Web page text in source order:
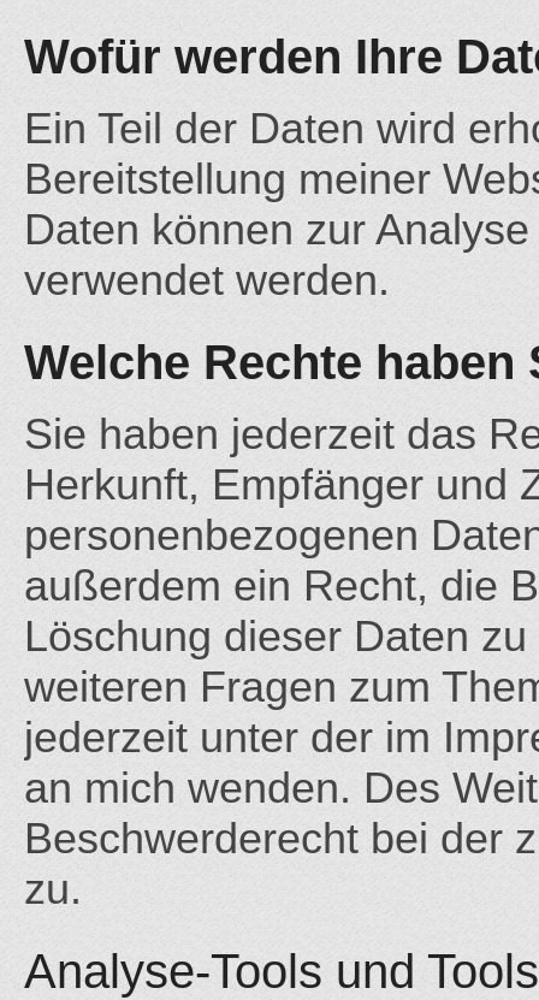
Wofür werden Ihre
Ein Teil der Daten wird
Bereitstellung meiner
Daten können zur
verwendet werden.
Welche Rechte
Sie haben jederzeit das
Herkunft, Empfänger und
personenbezogenen
außerdem ein Recht, die
Löschung dieser Daten
weiteren Fragen zum
jederzeit unter der im
an mich wenden. Des
Beschwerderecht bei der
zu.
Analyse-Tools und